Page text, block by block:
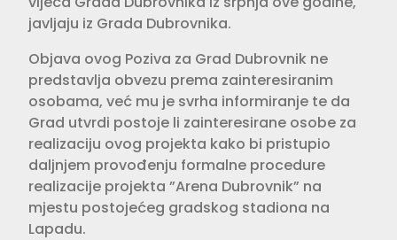
javljaju iz Grada Dubrovnika.
Objava ovog Poziva za Grad Dubrovnik ne
predstavlja obvezu prema zainteresiranim
osobama, već mu je svrha informiranje te da
Grad utvrdi postoje li zainteresirane osobe za
realizaciju ovog projekta kako bi pristupio
daljnjem provođenju formalne procedure
realizacije projekta ”Arena Dubrovnik” na
mjestu postojećeg gradskog stadiona na
Lapadu.